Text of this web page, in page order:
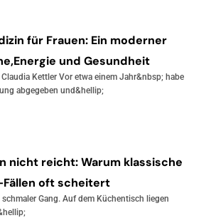
für Frauen: Ein moderner
und Gesundheit
Kettler Vor etwa einem Jahr&nbsp; habe
abgegeben und&hellip;
nicht reicht: Warum klassische
Fällen oft scheitert
Gang. Auf dem Küchentisch liegen